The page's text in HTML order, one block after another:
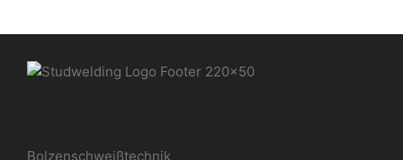
Bolzenschweißtechnik